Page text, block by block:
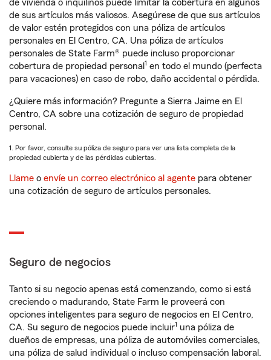
de vivienda o inquilinos puede limitar la cobertura en algunos
de sus artículos más valiosos. Asegúrese de que sus artículos
de valor estén protegidos con una póliza de artículos
personales en El Centro, CA. Una póliza de artículos
personales de State Farm® puede incluso proporcionar
cobertura de propiedad personal 1 en todo el mundo (perfecta
para vacaciones) en caso de robo, daño accidental o pérdida.
¿Quiere más información? Pregunte a Sierra Jaime en El
Centro, CA sobre una cotización de seguro de propiedad
personal.
1. Por favor, consulte su póliza de seguro para ver una lista completa de la
propiedad cubierta y de las pérdidas cubiertas.
Llame o envíe un correo electrónico al agente para obtener
una cotización de seguro de artículos personales.
Seguro de negocios
Tanto si su negocio apenas está comenzando, como si está
creciendo o madurando, State Farm le proveerá con
opciones inteligentes para seguro de negocios en El Centro,
CA. Su seguro de negocios puede incluir1 una póliza de
dueños de empresas, una póliza de automóviles comerciales,
una póliza de salud individual o incluso compensación laboral.